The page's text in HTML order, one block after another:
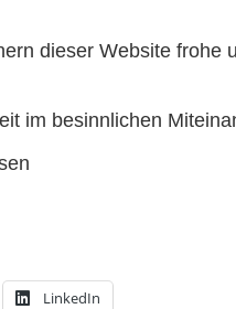
dieser Website frohe
im besinnlichen
LinkedIn